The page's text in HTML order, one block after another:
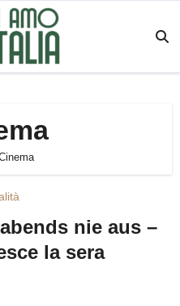
nie aus –
la sera